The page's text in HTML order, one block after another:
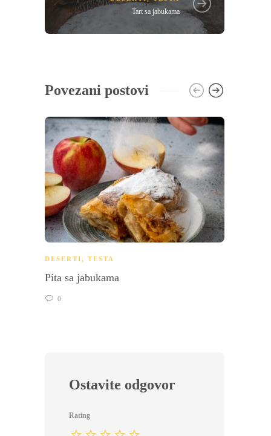
Tart sa jabukama
Povezani postovi
DESERTI, TESTA
Pita sa jabukama
0
Ostavite odgovor
Rating